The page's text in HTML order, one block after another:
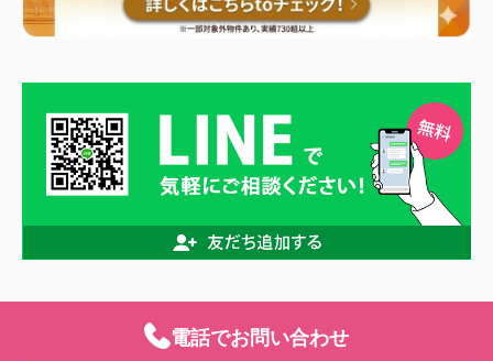
電話でお問い合わせ